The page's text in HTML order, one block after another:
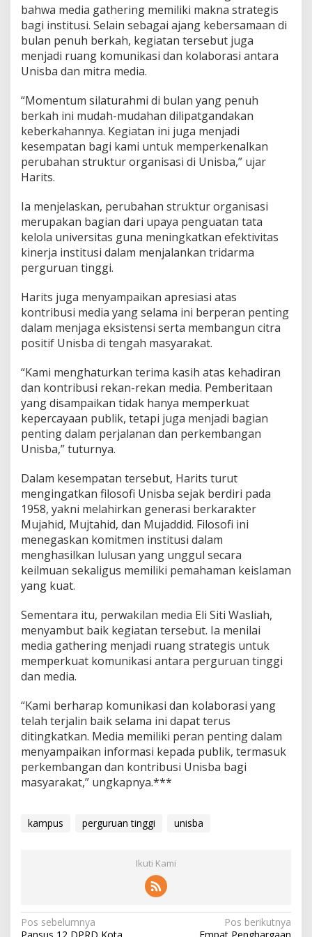
d
a
n
P
e
n
g
a
t
a
n
T
a
K
e
l
o
l
a
bahwa media gathering memiliki makna strategis
bagi institusi. Selain sebagai ajang kebersamaan di
bulan penuh berkah, kegiatan tersebut juga
menjadi ruang komunikasi dan kolaborasi antara
Unisba dan mitra media.
“Momentum silaturahmi di bulan yang penuh
berkah ini mudah-mudahan dilipatgandakan
keberkahannya. Kegiatan ini juga menjadi
kesempatan bagi kami untuk memperkenalkan
perubahan struktur organisasi di Unisba,” ujar
Harits.
Ia menjelaskan, perubahan struktur organisasi
merupakan bagian dari upaya penguatan tata
kelola universitas guna meningkatkan efektivitas
kinerja institusi dalam menjalankan tridarma
perguruan tinggi.
Harits juga menyampaikan apresiasi atas
kontribusi media yang selama ini berperan penting
dalam menjaga eksistensi serta membangun citra
positif Unisba di tengah masyarakat.
“Kami menghaturkan terima kasih atas kehadiran
dan kontribusi rekan-rekan media. Pemberitaan
yang disampaikan tidak hanya memperkuat
kepercayaan publik, tetapi juga menjadi bagian
penting dalam perjalanan dan perkembangan
Unisba,” tuturnya.
Dalam kesempatan tersebut, Harits turut
mengingatkan filosofi Unisba sejak berdiri pada
1958, yakni melahirkan generasi berkarakter
Mujahid, Mujtahid, dan Mujaddid. Filosofi ini
menegaskan komitmen institusi dalam
menghasilkan lulusan yang unggul secara
keilmuan sekaligus memiliki pemahaman keislaman
yang kuat.
Sementara itu, perwakilan media Eli Siti Wasliah,
menyambut baik kegiatan tersebut. Ia menilai
media gathering menjadi ruang strategis untuk
memperkuat komunikasi antara perguruan tinggi
dan media.
“Kami berharap komunikasi dan kolaborasi yang
telah terjalin baik selama ini dapat terus
ditingkatkan. Media memiliki peran penting dalam
menyampaikan informasi kepada publik, termasuk
perkembangan dan kontribusi Unisba bagi
masyarakat,” ungkapnya.***
kampus perguruan tinggi unisba
Ikuti Kami
N
Pos sebelumnya
Pos berikutnya